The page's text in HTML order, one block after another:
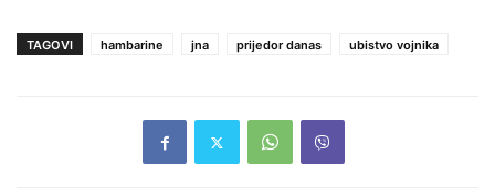
TAGOVI hambarine jna prijedor danas ubistvo vojnika